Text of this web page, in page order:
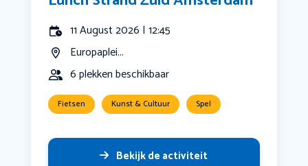
11 August 2026 | 12:45
Europaplei...
6 plekken beschikbaar
Fietsen Kunst & Cultuur Spel
Bekijk de activiteit